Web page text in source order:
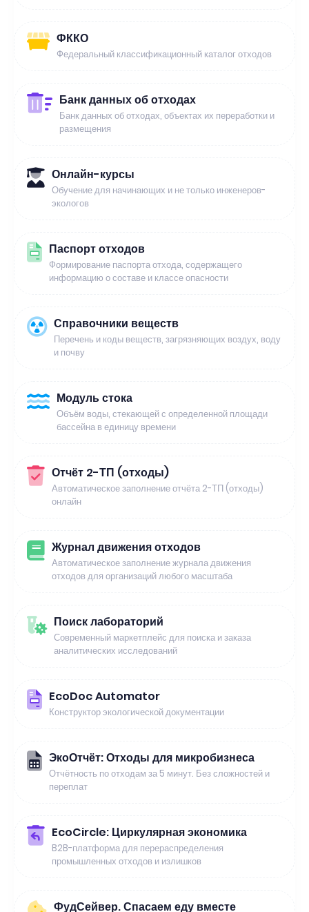
ФККО
Федеральный классификационный каталог отходов
Банк данных об отходах
Банк данных об отходах, объектах их переработки и
размещения
Онлайн-курсы
Обучение для начинающих и не только инженеров-
экологов
Паспорт отходов
Формирование паспорта отхода, содержащего
информацию о составе и классе опасности
Справочники веществ
Перечень и коды веществ, загрязняющих воздух, воду
и почву
Модуль стока
Объём воды, стекающей с определенной площади
бассейна в единицу времени
Отчёт 2-ТП (отходы)
Автоматическое заполнение отчёта 2-ТП (отходы)
онлайн
Журнал движения отходов
Автоматическое заполнение журнала движения
отходов для организаций любого масштаба
Поиск лабораторий
Современный маркетплейс для поиска и заказа
аналитических исследований
EcoDoc Automator
Конструктор экологической документации
ЭкоОтчёт: Отходы для микробизнеса
Отчётность по отходам за 5 минут. Без сложностей и
переплат
EcoCircle: Циркулярная экономика
B2B-платформа для перераспределения
промышленных отходов и излишков
ФудСейвер. Спасаем еду вместе